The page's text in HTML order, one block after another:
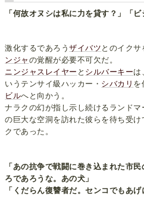
「何故オヌシは私に力を貸す？」「ビ
激化するであろうザイバツ とのイクサ
ンジャ の覚醒が必要不可欠だ。
ニンジャスレイヤー と シルバーキーは
いうテンサイ級ハッカー・ シバカリ を
ビルへと向かう。
ナラクの幻が指し示し続けるランド
の巨大な空洞を訪れた彼らを待ち受
クであった。
「あの抗争で戦闘に巻き込まれた市
ろであろうな。あの犬」
「くだらん復讐者だ。センコでもあげ